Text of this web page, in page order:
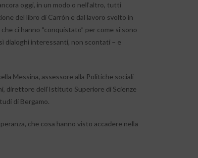
oggi, in un modo o nell’altro, tutti
del libro di Carrón e dal lavoro svolto in
ci hanno “conquistato” per come si sono
dialoghi interessanti, non scontati – e
Messina, assessore alla Politiche sociali
direttore dell’Istituto Superiore di Scienze
di Bergamo.
che cosa hanno visto accadere nella